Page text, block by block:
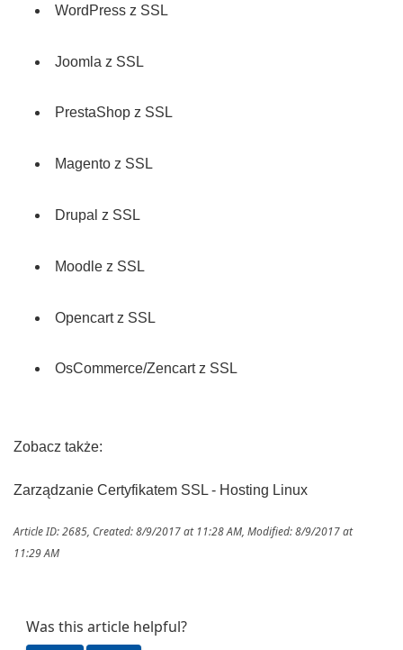
WordPress z SSL
Joomla z SSL
PrestaShop z SSL
Magento z SSL
Drupal z SSL
Moodle z SSL
Opencart z SSL
OsCommerce/Zencart z SSL
Zobacz także:
Zarządzanie Certyfikatem SSL - Hosting Linux
Article ID: 2685, Created: 8/9/2017 at 11:28 AM, Modified: 8/9/2017 at
11:29 AM
Was this article helpful?